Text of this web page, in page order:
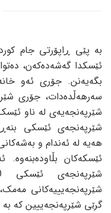
بە پێی ڕاپۆرتی جام
ئێسکدا گەشەدەکەن،
بگەیەنن. جۆری ئەو
سەرهەڵدەدات، جۆری
شێرپەنجەیەی لە ناو
شێرپەنجەی ئێسکی
هەیە لە ئەندام و
ئێسکەکان
شێرپەنجەی ئێسکی
شێرپەنجەیییەکانی
گرێی شێرپەنجەییین کە بە